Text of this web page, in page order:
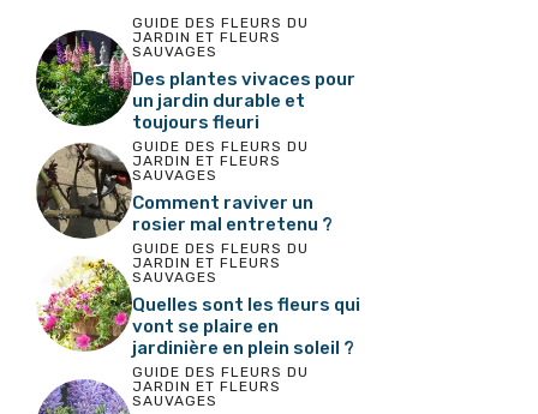
GUIDE DES FLEURS DU
JARDIN ET FLEURS
SAUVAGES
Des plantes vivaces pour
un jardin durable et
toujours fleuri
GUIDE DES FLEURS DU
JARDIN ET FLEURS
SAUVAGES
Comment raviver un
rosier mal entretenu ?
GUIDE DES FLEURS DU
JARDIN ET FLEURS
SAUVAGES
Quelles sont les fleurs qui
vont se plaire en
jardinière en plein soleil ?
GUIDE DES FLEURS DU
JARDIN ET FLEURS
SAUVAGES